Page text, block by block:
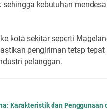
sehingga kebutuhan
kota sekitar seperti
pengiriman tetap tepat
pelanggan.
Karakteristik dan Penggunaan